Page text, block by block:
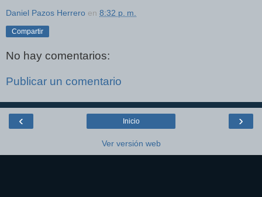
Daniel Pazos Herrero en 8:32 p. m.
Compartir
No hay comentarios:
Publicar un comentario
‹ ›
Inicio
Ver versión web